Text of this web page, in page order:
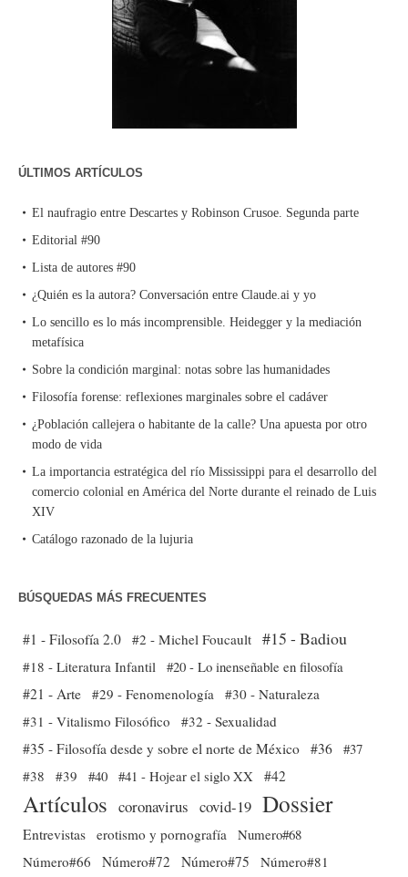
ÚLTIMOS ARTÍCULOS
El naufragio entre Descartes y Robinson Crusoe. Segunda parte
Editorial #90
Lista de autores #90
¿Quién es la autora? Conversación entre Claude.ai y yo
Lo sencillo es lo más incomprensible. Heidegger y la mediación
metafísica
Sobre la condición marginal: notas sobre las humanidades
Filosofía forense: reflexiones marginales sobre el cadáver
¿Población callejera o habitante de la calle? Una apuesta por otro
modo de vida
La importancia estratégica del río Mississippi para el desarrollo del
comercio colonial en América del Norte durante el reinado de Luis
XIV
Catálogo razonado de la lujuria
BÚSQUEDAS MÁS FRECUENTES
#1 - Filosofía 2.0 #2 - Michel Foucault #15 - Badiou
#18 - Literatura Infantil #20 - Lo inenseñable en filosofía
#21 - Arte #29 - Fenomenología
#30 - Naturaleza
#31 - Vitalismo Filosófico
#32 - Sexualidad
#35 - Filosofía desde y sobre el norte de México #36 #37
#38
#39 #40 #41 - Hojear el siglo XX #42
Artículos coronavirus covid-19 Dossier
Entrevistas erotismo y pornografía
Numero#68
Número#66
Número#72 Número#75
Número#81